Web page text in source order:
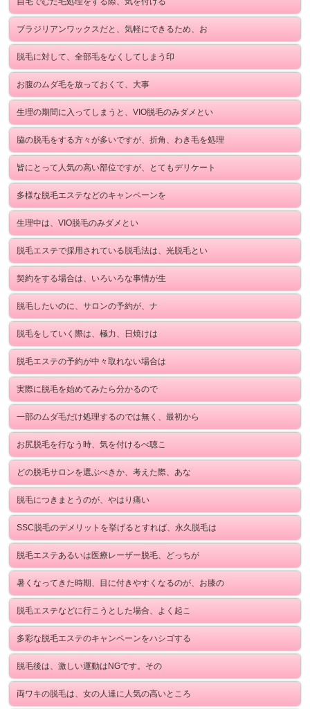
ブラジリアンワックスだと、気軽にできるため、お
脱毛に対して、全部毛をなくしてしまう印
お腹のムダ毛を放っておくて、大事
生理の期間に入ってしまうと、VIO脱毛のみダメとい
脇の脱毛をする方々が多いですが、折角、わき毛を処理
皆にとって人気の高い部位ですが、とてもデリケート
多様な脱毛エステなどのキャンペーンを
生理中は、VIO脱毛のみダメとい
脱毛エステで採用されている脱毛法は、光脱毛とい
契約をする場合は、いろいろな事情が生
脱毛したいのに、サロンの予約が、ナ
脱毛をしていく際は、極力、日焼けは
脱毛エステの予約が中々取れない場合は
実際に脱毛を始めてみたら分かるので
一部のムダ毛だけ処理するのでは無く、最初から
お尻脱毛を行なう時、気を付けるべ聴こ
どの脱毛サロンを選ぶべきか、考えた際、あな
脱毛につきまとうのが、やはり痛い
SSC脱毛のデメリットを挙げるとすれば、永久脱毛は
脱毛エステあるいは医療レーザー脱毛、どっちが
暑くなってきた時期、目に付きやすくなるのが、お膝の
脱毛エステなどに行こうとした場合、よく起こ
多彩な脱毛エステのキャンペーンをハシゴする
脱毛後は、激しい運動はNGです。その
両ワキの脱毛は、女の人達に人気の高いところ